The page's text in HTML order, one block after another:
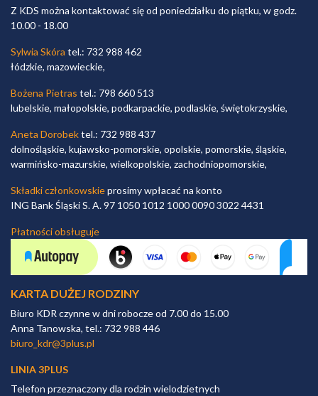
Z KDS można kontaktować się od poniedziałku do piątku, w godz.
10.00 - 18.00
Sylwia Skóra tel.: 732 988 462
łódzkie, mazowieckie,
Bożena Pietras tel.: 798 660 513
lubelskie, małopolskie, podkarpackie, podlaskie, świętokrzyskie,
Aneta Dorobektel.: 732 988 437
dolnośląskie, kujawsko-pomorskie, opolskie, pomorskie, śląskie,
warmińsko-mazurskie, wielkopolskie, zachodniopomorskie,
Składki członkowskieprosimy wpłacać na konto
ING Bank Śląski S. A. 97 1050 1012 1000 0090 3022 4431
Płatności obsługuje
KARTA DUŻEJ RODZINY
Biuro KDR czynne w dni robocze od 7.00 do 15.00
Anna Tanowska, tel.: 732 988 446
biuro_kdr@3plus.pl
LINIA 3PLUS
Telefon przeznaczony dla rodzin wielodzietnych